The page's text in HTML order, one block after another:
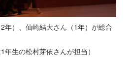
年）、仙崎結大さん（1年）が総合
年生の松村芽依さんが担当）